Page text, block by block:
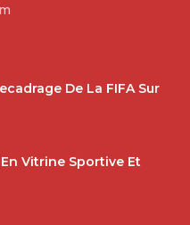
De La FIFA Sur
Vitrine Sportive Et